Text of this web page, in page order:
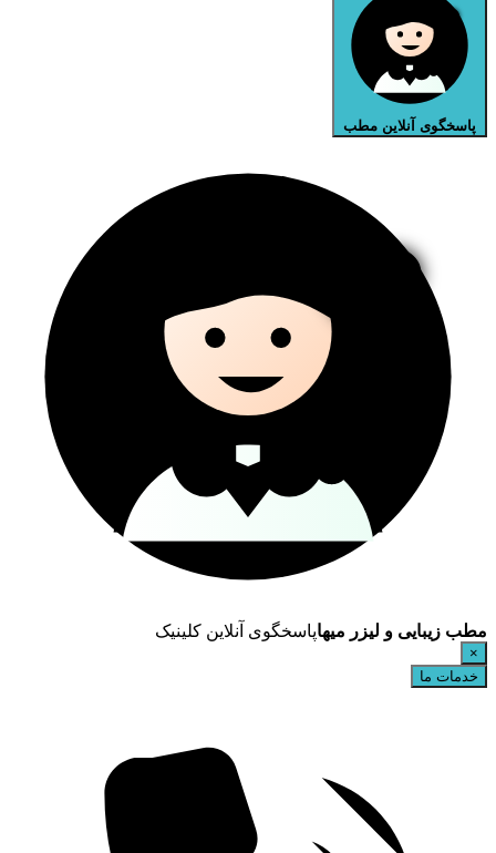
پاسخگوی آنلاین مطب
مطب زیبایی و لیزر میهاپاسخگوی آنلاین کلینیک
×
خدمات ما